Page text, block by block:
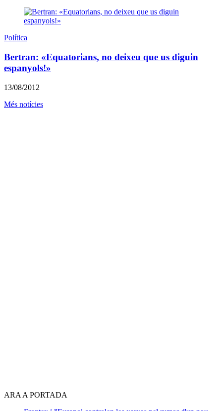
Política
Bertran: «Equatorians, no deixeu que us diguin
espanyols!»
13/08/2012
Més notícies
ARA A PORTADA